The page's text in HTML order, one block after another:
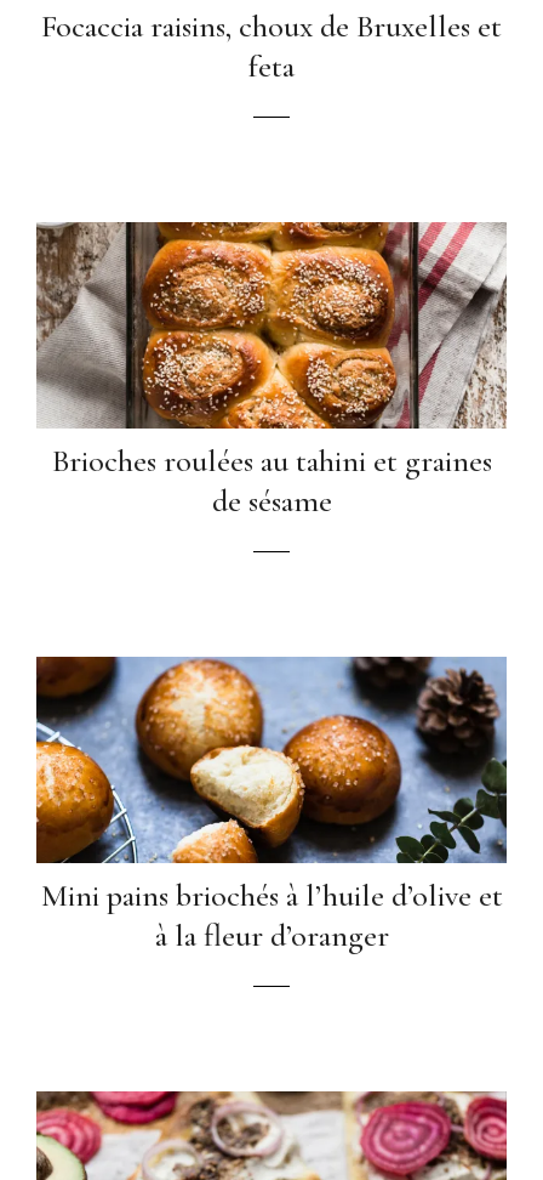
Focaccia raisins, choux de Bruxelles et
feta
Brioches roulées au tahini et graines
de sésame
Mini pains briochés à l’huile d’olive et
à la fleur d’oranger